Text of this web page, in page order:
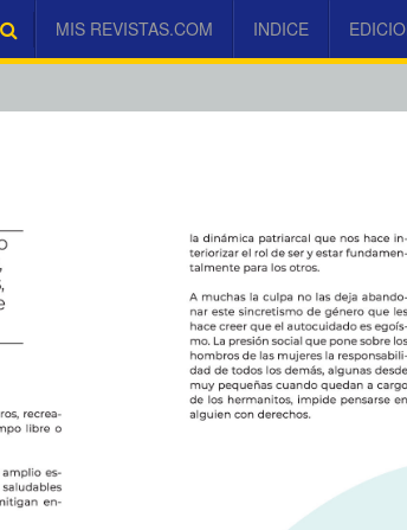
MIS REVISTAS.COM INDICE